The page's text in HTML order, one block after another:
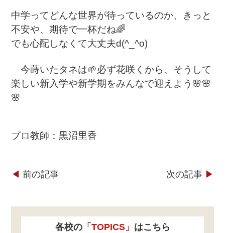
中学ってどんな世界が待っているのか、きっと
不安や、期待で一杯だね🌈
でも心配しなくて大丈夫d(^_^o)
今蒔いたタネは🌱必ず花咲くから、そうして
楽しい新入学や新学期をみんなで迎えよう🌸🌸
🌸
プロ教師：黒沼里香
◀︎ 前の記事 次の記事 ▶︎
各校の「TOPICS」 はこちら